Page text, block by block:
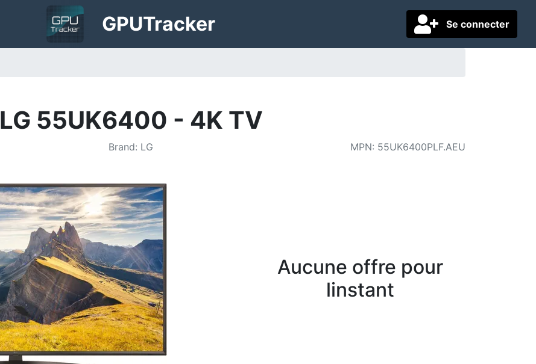
Se connecter
GPUTracker
LG 55UK6400 - 4K TV
Brand: LG MPN: 55UK6400PLF.AEU
Aucune offre pour
linstant